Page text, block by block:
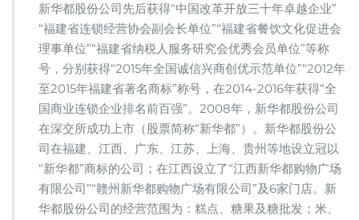
新华都股份公司先后获得“中国改革开放三十年卓越企业”
“福建省连锁经营协会副会长单位”“福建省餐饮文化促进会
理事单位”“福建省纳税人服务研究会优秀会员单位”等称
号，分别获得“2015年全国诚信兴商创优示范单位”“2012年
至2015年福建省著名商标”称号，在2014-2016年获得“全
国商业连锁企业排名前百强”。2008年，新华都股份公司
在深交所成功上市（股票简称“新华都”）。新华都股份公
司在福建、江西、广东、江苏、上海、贵州等地设立冠以
“新华都”商标的公司；在江西设立了“江西新华都购物广场
有限公司”“赣州新华都购物广场有限公司”及6家门店。新
华都股份公司的经营范围为：糕点、糖果及糖批发；米、